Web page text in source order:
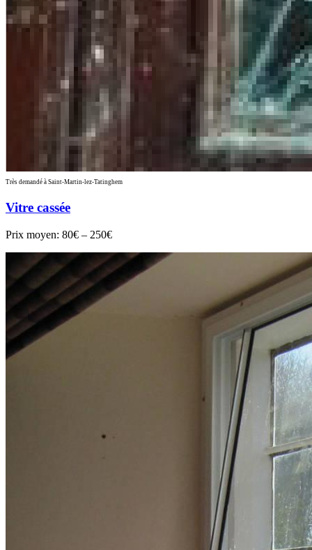
Très demandé à Saint-Martin-lez-Tatinghem
Vitre cassée
Prix moyen: 80€ – 250€